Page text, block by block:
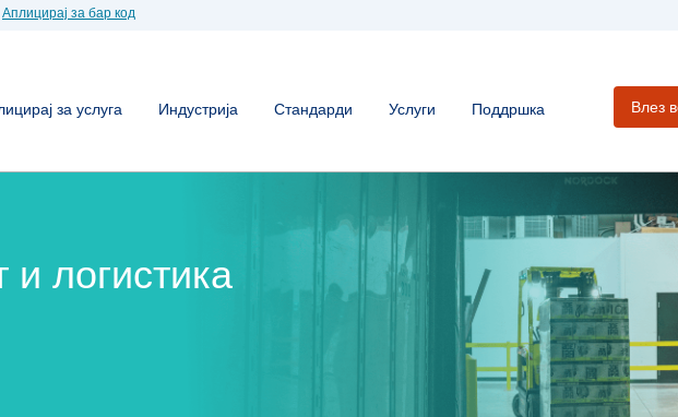
Аплицирај за бар код
за услуга Индустрија Стандарди Услуги Поддршка Влез
и логистика